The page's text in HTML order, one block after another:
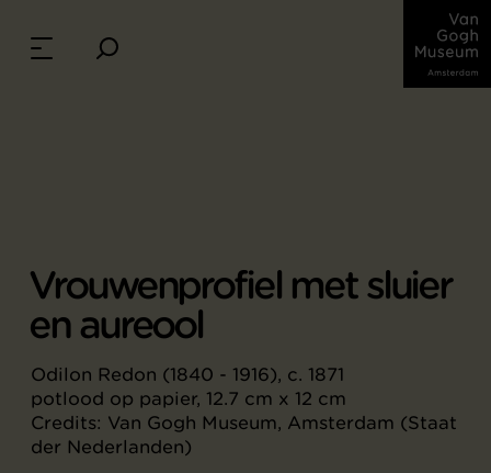
Vrouwenprofiel met sluier
en aureool
Odilon Redon (1840 - 1916), c. 1871
potlood op papier, 12.7 cm x 12 cm
Credits: Van Gogh Museum, Amsterdam (Staat
der Nederlanden)